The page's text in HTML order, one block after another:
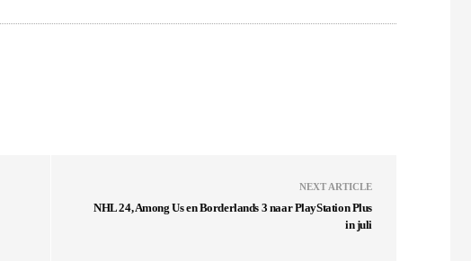
NEXT ARTICLE
NHL 24, Among Us en Borderlands 3 naar PlayStation Plus
in juli